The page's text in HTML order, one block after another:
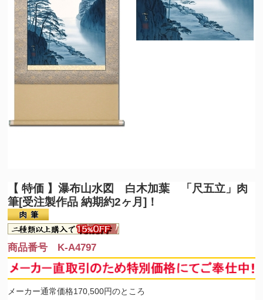
【 特価 】瀑布山水図 白木加葉 「尺五立」肉
筆[受注製作品 納期約2ヶ月]！
商品番号 K-A4797
メーカー通常価格170,500円のところ